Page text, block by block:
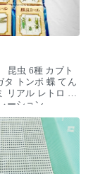
昆虫 6種 カブト
タ トンボ 蝶 てん
リアル レトロ デ
ーション